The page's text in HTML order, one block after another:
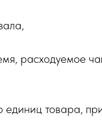
расходуемое
единиц товара,